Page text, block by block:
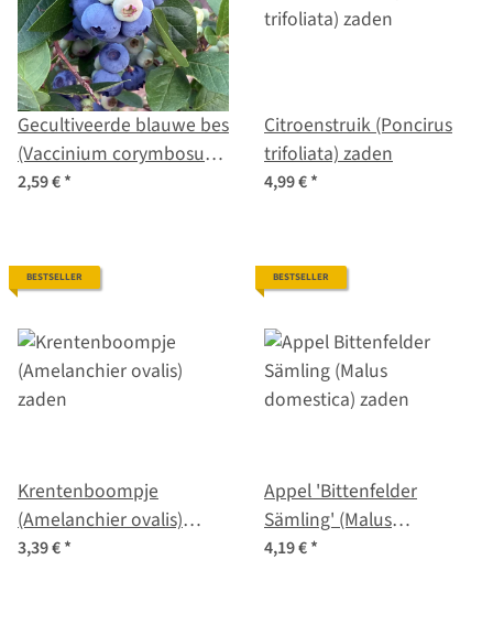
Gecultiveerde blauwe bes
(Vaccinium corymbosum)
zaad
2,59 €*
Citroenstruik (Poncirus
trifoliata) zaden
4,99 €*
BESTSELLER
Krentenboompje
(Amelanchier ovalis)
zaden
3,39 €*
BESTSELLER
Appel 'Bittenfelder
Sämling' (Malus
domestica) zaden
4,19 €*